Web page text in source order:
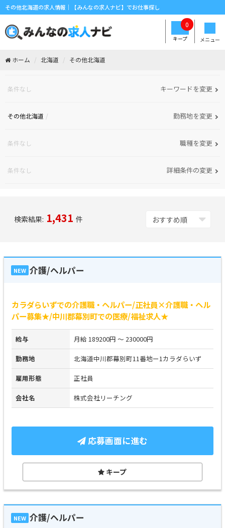
その他北海道の求人情報｜【みんなの求人ナビ】でお仕事探し
メニュー
キープ
0
ホーム 北海道 その他北海道
条件なし キーワードを変更
その他北海道 勤務地を変更
条件なし 職種を変更
条件なし 詳細条件の変更
検索結果: 1,431 件
NEW 介護/ヘルパー
カラダらいずでの介護職・ヘルパー/正社員×介護職・ヘル
パー募集★/中川郡幕別町での医療/福祉求人★
給与 月給 189200円 ～ 230000円
勤務地 北海道中川郡幕別町11番地ー1カラダらいず
雇用形態 正社員
会社名 株式会社リーチング
応募画面に進む
キープ
NEW 介護/ヘルパー